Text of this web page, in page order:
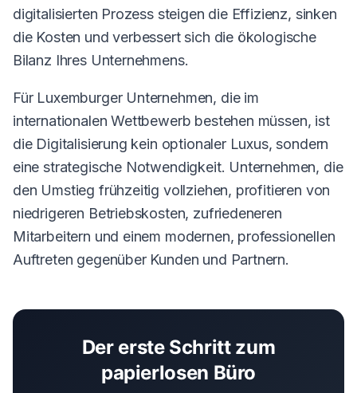
digitalisierten Prozess steigen die Effizienz, sinken
die Kosten und verbessert sich die ökologische
Bilanz Ihres Unternehmens.
Für Luxemburger Unternehmen, die im
internationalen Wettbewerb bestehen müssen, ist
die Digitalisierung kein optionaler Luxus, sondern
eine strategische Notwendigkeit. Unternehmen, die
den Umstieg frühzeitig vollziehen, profitieren von
niedrigeren Betriebskosten, zufriedeneren
Mitarbeitern und einem modernen, professionellen
Auftreten gegenüber Kunden und Partnern.
Der erste Schritt zum
papierlosen Büro